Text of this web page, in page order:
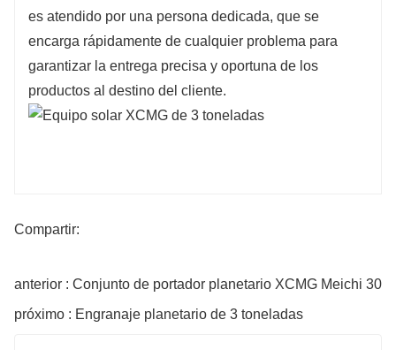
es atendido por una persona dedicada, que se
encarga rápidamente de cualquier problema para
garantizar la entrega precisa y oportuna de los
productos al destino del cliente.
Compartir:
anterior : Conjunto de portador planetario XCMG Meichi 30
próximo : Engranaje planetario de 3 toneladas